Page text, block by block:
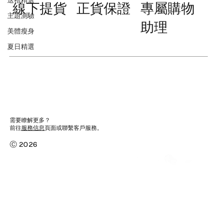
主題測驗
美體瘦身
夏日精選
線下提貨 正貨保證 專屬購物
助理
需要瞭解更多？
前往服務信息頁面或聯繫客戶服務。
Ⓒ 2026